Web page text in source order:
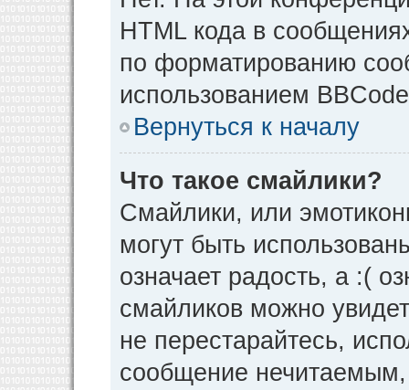
HTML кода в
по форматированию
использованием
Вернуться к началу
Что такое смайлики?
Смайлики, или
могут быть
означает радость, а :(
смайликов можно
не перестарайтесь,
сообщение нечитаемым,